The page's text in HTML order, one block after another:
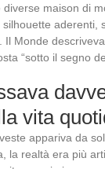
diverse maison di
silhouette aderenti,
Monde
“sotto il segno
vita
appariva da
la realtà era più